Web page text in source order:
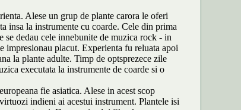
Alese un grup de plante carora le oferi
insa la instrumente cu coarde. Cele din prima
se dedau cele innebunite de muzica rock - in
impresionau placut. Experienta fu reluata apoi
la plante adulte. Timp de optsprezece zile
executata la instrumente de coarde si o
fie asiatica. Alese in acest scop
indieni ai acestui instrument. Plantele isi